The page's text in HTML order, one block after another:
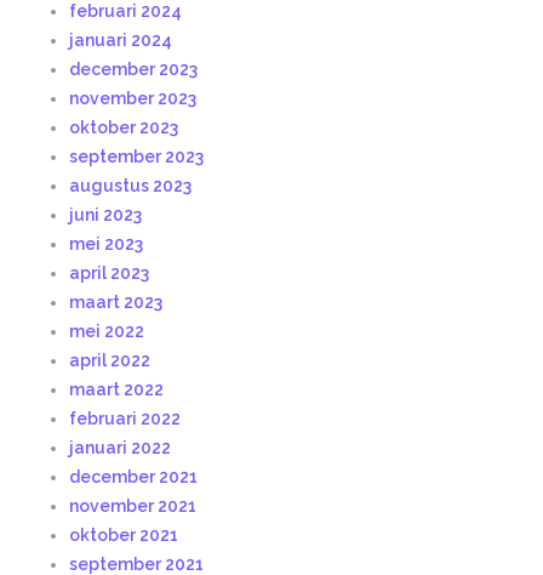
februari 2024
januari 2024
december 2023
november 2023
oktober 2023
september 2023
augustus 2023
juni 2023
mei 2023
april 2023
maart 2023
mei 2022
april 2022
maart 2022
februari 2022
januari 2022
december 2021
november 2021
oktober 2021
september 2021